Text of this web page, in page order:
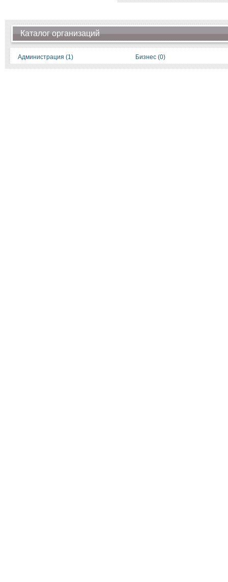
Каталог организаций
Администрация (1) Бизнес (0)